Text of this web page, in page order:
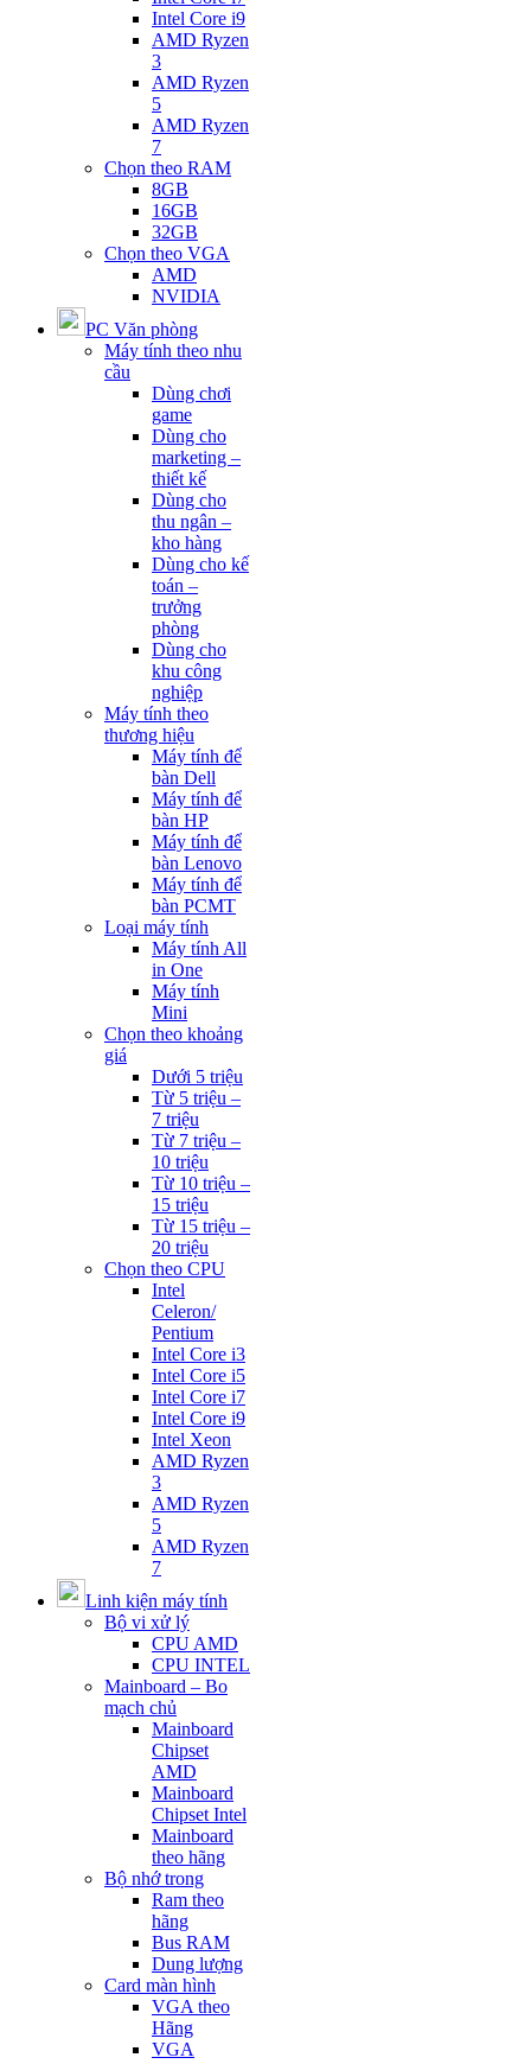
Intel Core i9
AMD Ryzen
3
AMD Ryzen
5
AMD Ryzen
7
Chọn theo RAM
8GB
16GB
32GB
Chọn theo VGA
AMD
NVIDIA
PC Văn phòng
Máy tính theo nhu
cầu
Dùng chơi
game
Dùng cho
marketing –
thiết kế
Dùng cho
thu ngân –
kho hàng
Dùng cho kế
toán –
trưởng
phòng
Dùng cho
khu công
nghiệp
Máy tính theo
thương hiệu
Máy tính để
bàn Dell
Máy tính để
bàn HP
Máy tính để
bàn Lenovo
Máy tính để
bàn PCMT
Loại máy tính
Máy tính All
in One
Máy tính
Mini
Chọn theo khoảng
giá
Dưới 5 triệu
Từ 5 triệu –
7 triệu
Từ 7 triệu –
10 triệu
Từ 10 triệu –
15 triệu
Từ 15 triệu –
20 triệu
Chọn theo CPU
Intel
Celeron/
Pentium
Intel Core i3
Intel Core i5
Intel Core i7
Intel Core i9
Intel Xeon
AMD Ryzen
3
AMD Ryzen
5
AMD Ryzen
7
Linh kiện máy tính
Bộ vi xử lý
CPU AMD
CPU INTEL
Mainboard – Bo
mạch chủ
Mainboard
Chipset
AMD
Mainboard
Chipset Intel
Mainboard
theo hãng
Bộ nhớ trong
Ram theo
hãng
Bus RAM
Dung lượng
Card màn hình
VGA theo
Hãng
VGA